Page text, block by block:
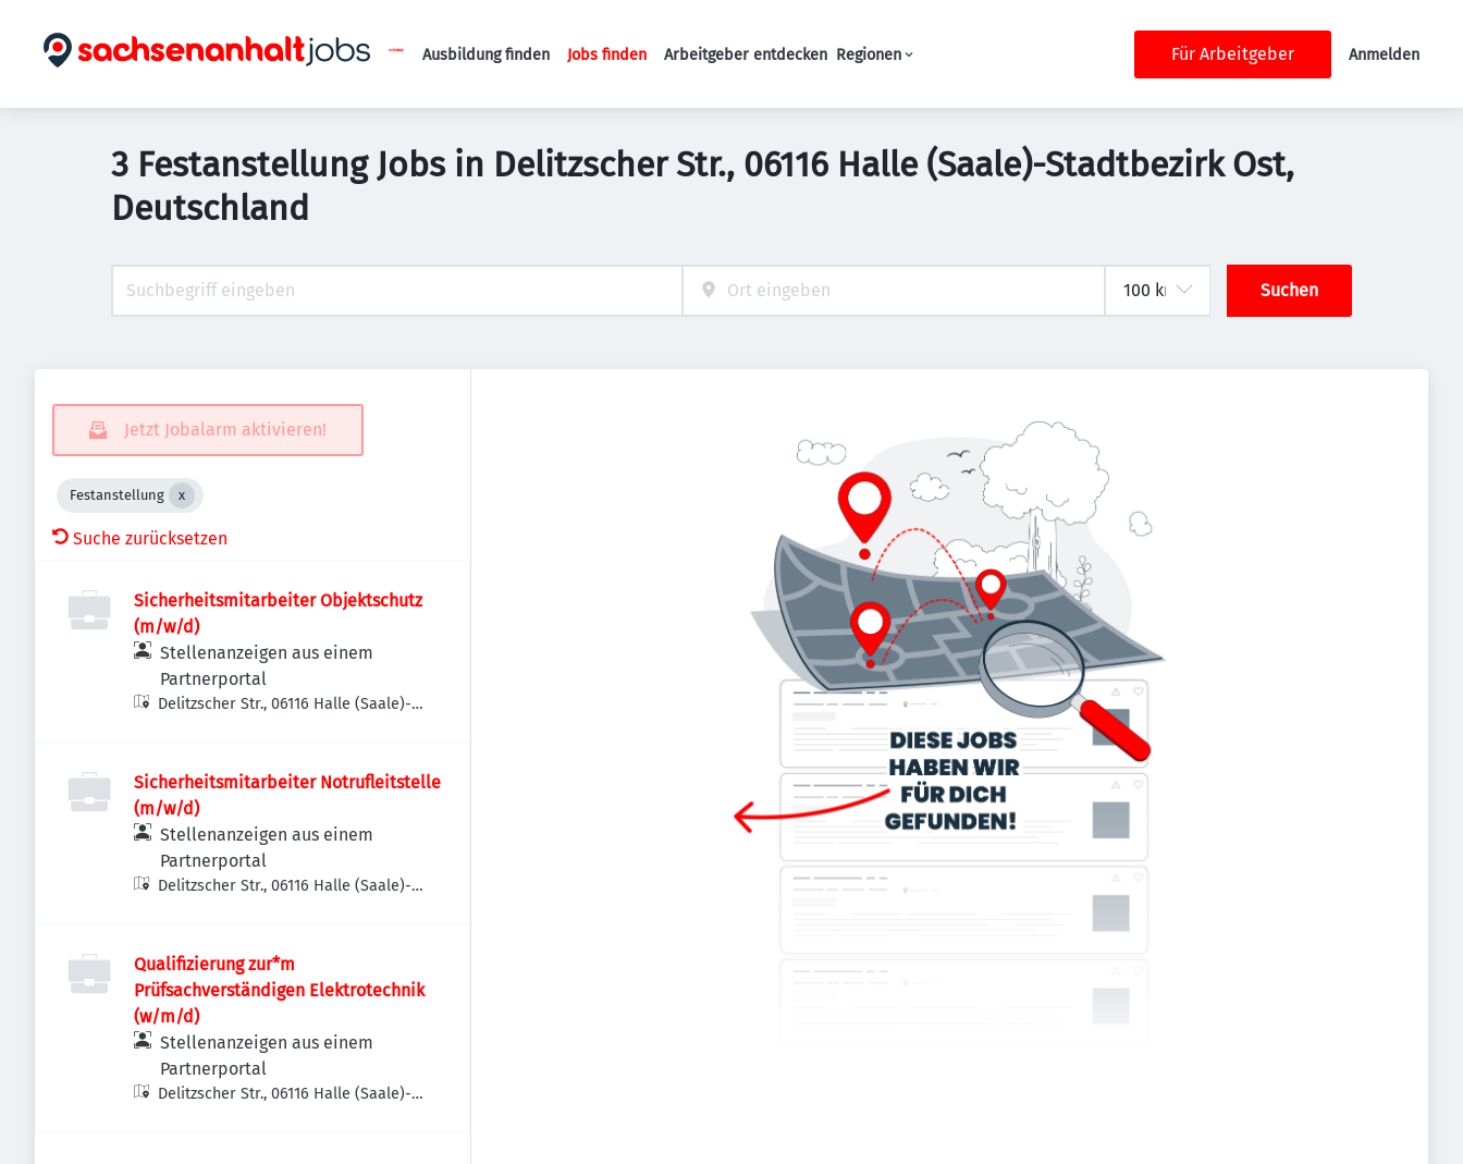
Haupt-Navigation
Ausbildung finden Jobs finden Arbeitgeber entdecken Regionen Für Arbeitgeber Anmelden
3 Festanstellung Jobs in Delitzscher Str., 06116 Halle (Saale)-Stadtbezirk Ost,
Deutschland
Suchen
Jetzt Jobalarm aktivieren!
Festanstellung
Suche zurücksetzen
Sicherheitsmitarbeiter Objektschutz
(m/w/d)
Stellenanzeigen aus einem
Partnerportal
Delitzscher Str., 06116 Halle (Saale)-
Sicherheitsmitarbeiter Notrufleitstelle
(m/w/d)
Stellenanzeigen aus einem
Partnerportal
Delitzscher Str., 06116 Halle (Saale)-
Qualifizierung zur*m
Prüfsachverständigen Elektrotechnik
(w/m/d)
Stellenanzeigen aus einem
Partnerportal
Delitzscher Str., 06116 Halle (Saale)-